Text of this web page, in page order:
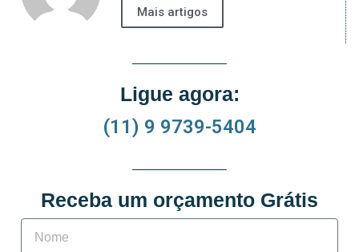
Mais artigos
Ligue agora:
(11) 9 9739-5404
Receba um orçamento Grátis